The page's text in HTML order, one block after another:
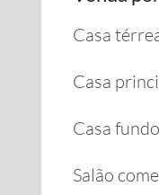
Casa
Casa
Casa
Salão